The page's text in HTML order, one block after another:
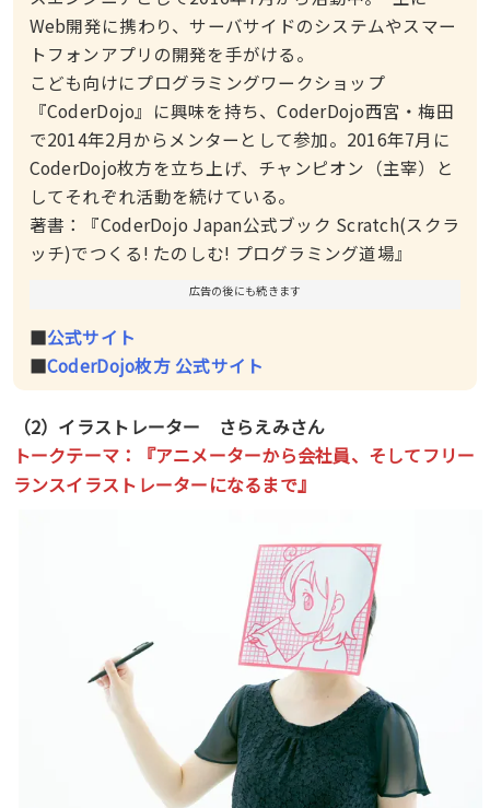
Web開発に携わり、サーバサイドのシステムやスマー
トフォンアプリの開発を手がける。
こども向けにプログラミングワークショップ
『CoderDojo』に興味を持ち、CoderDojo西宮・梅田
で2014年2月からメンターとして参加。2016年7月に
CoderDojo枚方を立ち上げ、チャンピオン（主宰）と
してそれぞれ活動を続けている。
著書：『CoderDojo Japan公式ブック Scratch(スクラ
ッチ)でつくる! たのしむ! プログラミング道場』
広告の後にも続きます
■公式サイト
■CoderDojo枚方 公式サイト
（2）イラストレーター さらえみさん
トークテーマ：『アニメーターから会社員、そしてフリー
ランスイラストレーターになるまで』